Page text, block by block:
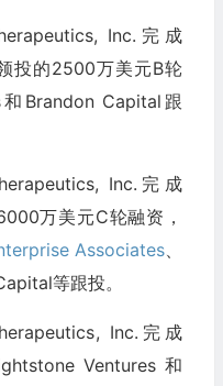
Inc.完成
投的2500万美元B轮
Brandon Capital跟
Inc.完成
万美元C轮融资，
Associates、
等跟投。
Inc.完成
Ventures 和